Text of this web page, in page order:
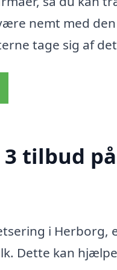
nemt med
tage sig af
tilbud
i Herborg,
Dette kan